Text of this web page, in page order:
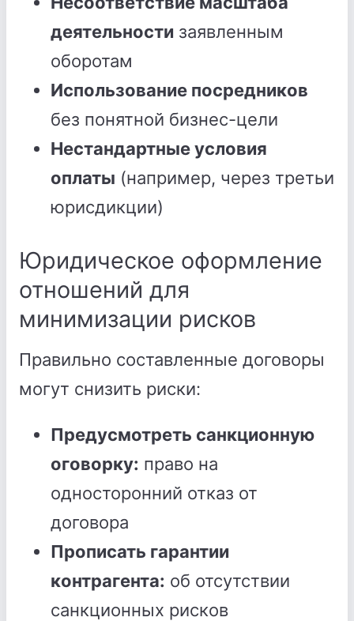
деятельности заявленным
оборотам
Использование посредников
без понятной бизнес-цели
Нестандартные условия
оплаты (например, через третьи
юрисдикции)
Юридическое оформление
отношений для
минимизации рисков
Правильно составленные договоры
могут снизить риски:
Предусмотреть санкционную
оговорку: право на
односторонний отказ от
договора
Прописать гарантии
контрагента: об отсутствии
санкционных рисков